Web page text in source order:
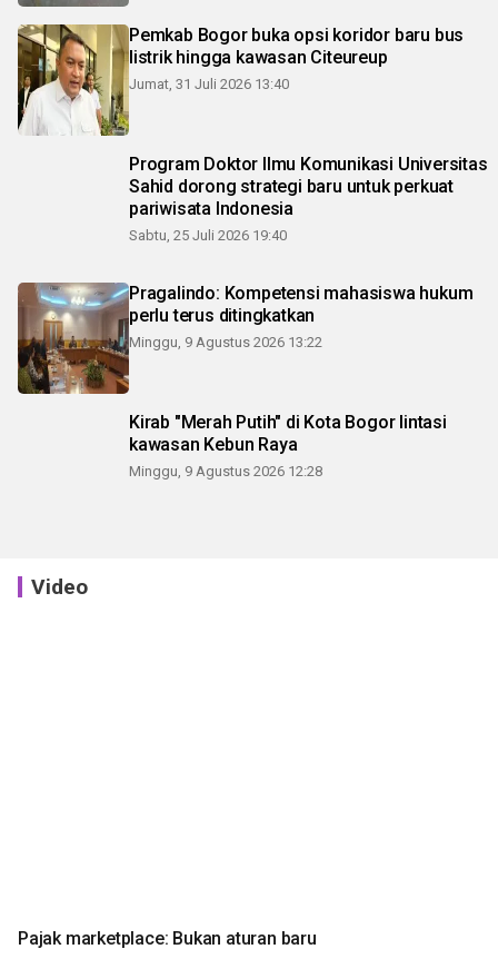
Pemkab Bogor buka opsi koridor baru bus
listrik hingga kawasan Citeureup
Jumat, 31 Juli 2026 13:40
Program Doktor Ilmu Komunikasi Universitas
Sahid dorong strategi baru untuk perkuat
pariwisata Indonesia
Sabtu, 25 Juli 2026 19:40
Pragalindo: Kompetensi mahasiswa hukum
perlu terus ditingkatkan
Minggu, 9 Agustus 2026 13:22
Kirab "Merah Putih" di Kota Bogor lintasi
kawasan Kebun Raya
Minggu, 9 Agustus 2026 12:28
Video
Pajak marketplace: Bukan aturan baru